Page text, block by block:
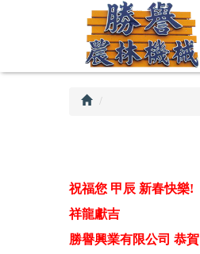
回
首
頁
祝福您 甲辰 新春快樂!
祥龍獻吉
勝譽興業有限公司 恭賀